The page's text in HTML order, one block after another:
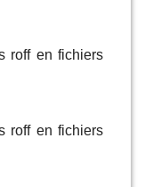
roff en fichiers
roff en fichiers